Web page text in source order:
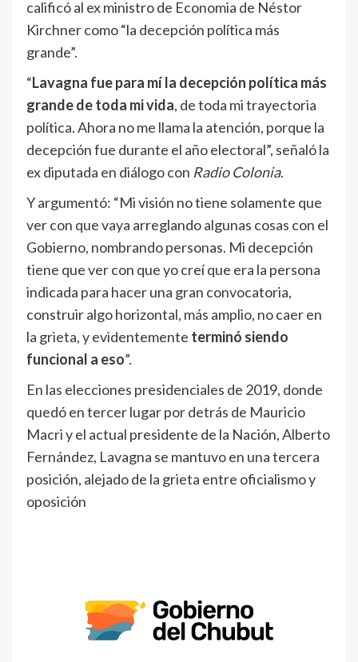
calificó al ex ministro de Economia de Néstor
Kirchner como “la decepción política más
grande”.
“Lavagna fue para mí la decepción política más
grande de toda mi vida, de toda mi trayectoria
política. Ahora no me llama la atención, porque la
decepción fue durante el año electoral”, señaló la
ex diputada en diálogo con Radio Colonia.
Y argumentó: “Mi visión no tiene solamente que
ver con que vaya arreglando algunas cosas con el
Gobierno, nombrando personas. Mi decepción
tiene que ver con que yo creí que era la persona
indicada para hacer una gran convocatoria,
construir algo horizontal, más amplio, no caer en
la grieta, y evidentemente terminó siendo
funcional a eso”.
En las elecciones presidenciales de 2019, donde
quedó en tercer lugar por detrás de Mauricio
Macri y el actual presidente de la Nación, Alberto
Fernández, Lavagna se mantuvo en una tercera
posición, alejado de la grieta entre oficialismo y
oposición